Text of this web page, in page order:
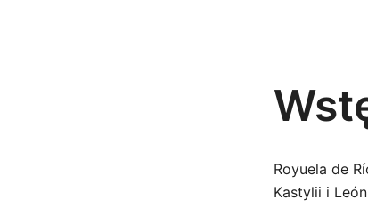
Royuela de
Kastylii i